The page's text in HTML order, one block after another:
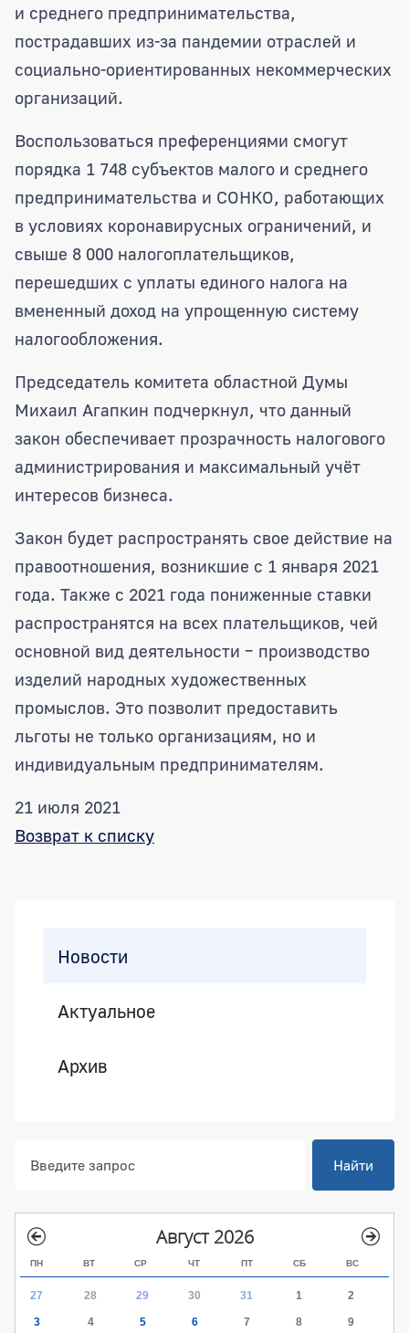
и среднего предпринимательства,
пострадавших из-за пандемии отраслей и
социально-ориентированных некоммерческих
организаций.
Воспользоваться преференциями смогут
порядка 1 748 субъектов малого и среднего
предпринимательства и СОНКО, работающих
в условиях коронавирусных ограничений, и
свыше 8 000 налогоплательщиков,
перешедших с уплаты единого налога на
вмененный доход на упрощенную систему
налогообложения.
Председатель комитета областной Думы
Михаил Агапкин подчеркнул, что данный
закон обеспечивает прозрачность налогового
администрирования и максимальный учёт
интересов бизнеса.
Закон будет распространять свое действие на
правоотношения, возникшие с 1 января 2021
года. Также с 2021 года пониженные ставки
распространятся на всех плательщиков, чей
основной вид деятельности – производство
изделий народных художественных
промыслов. Это позволит предоставить
льготы не только организациям, но и
индивидуальным предпринимателям.
21 июля 2021
Возврат к списку
Новости
Актуальное
Архив
Найти
Август 2026
ПН ВТ СР ЧТ ПТ СБ ВС
27 28 29 30 31 1 2
3 4 5 6 7 8 9